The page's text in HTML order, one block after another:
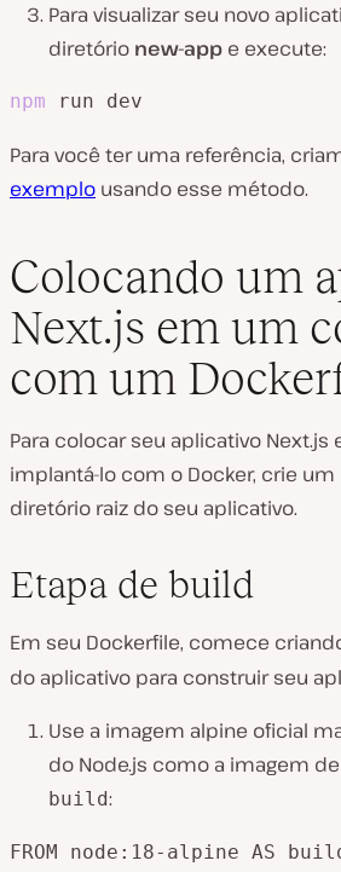
Para visualizar seu novo
diretório new-app e execute:
npm run dev
Para você ter uma referência,
exemplo usando esse método.
Colocando um
Next.js em um
com um
Para colocar seu aplicativo
implantá-lo com o Docker, crie um
diretório raiz do seu aplicativo.
Etapa de build
Em seu Dockerfile, comece
do aplicativo para construir seu
Use a imagem alpine oficial
do Node.js como a imagem
build:
FROM node:18-alpine AS